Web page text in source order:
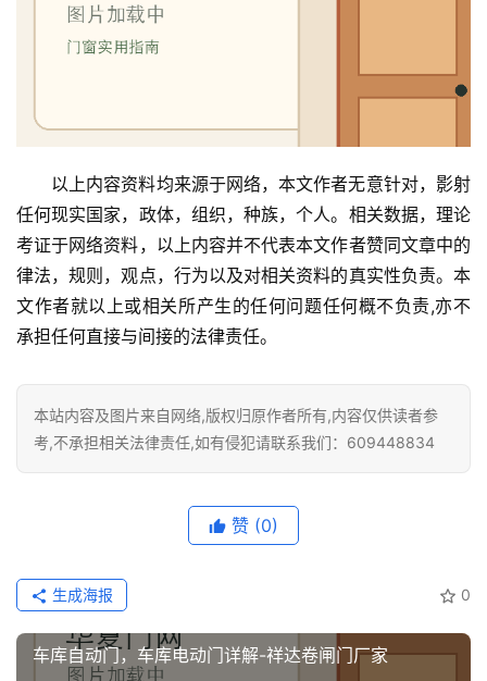
以上内容资料均来源于网络，本文作者无意针对，影射
任何现实国家，政体，组织，种族，个人。相关数据，理论
考证于网络资料，以上内容并不代表本文作者赞同文章中的
律法，规则，观点，行为以及对相关资料的真实性负责。本
文作者就以上或相关所产生的任何问题任何概不负责,亦不
承担任何直接与间接的法律责任。
本站内容及图片来自网络,版权归原作者所有,内容仅供读者参
考,不承担相关法律责任,如有侵犯请联系我们：609448834
赞 (0)
0
生成海报
车库自动门，车库电动门详解-祥达卷闸门厂家